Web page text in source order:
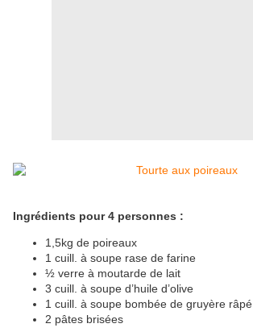
Ingrédients pour 4 personnes :
1,5kg de poireaux
1 cuill. à soupe rase de farine
½ verre à moutarde de lait
3 cuill. à soupe d’huile d’olive
1 cuill. à soupe bombée de gruyère râpé
2 pâtes brisées